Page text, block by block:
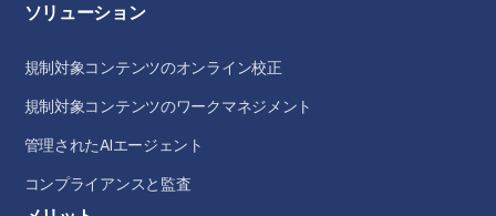
ソリューション
規制対象コンテンツのオンライン校正
規制対象コンテンツのワークマネジメント
管理されたAIエージェント
コンプライアンスと監査